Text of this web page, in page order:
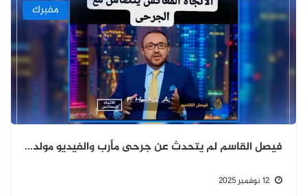
مفبرك
فيصل القاسم لم يتحدث عن جرحى مأرب والفيديو مولد بالذكاء الاصطناعي